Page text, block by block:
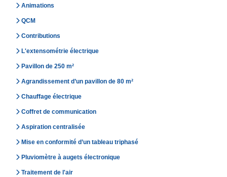
Animations
QCM
Contributions
L'extensométrie électrique
Pavillon de 250 m²
Agrandissement d’un pavillon de 80 m²
Chauffage électrique
Coffret de communication
Aspiration centralisée
Mise en conformité d’un tableau triphasé
Pluviomètre à augets électronique
Traitement de l'air